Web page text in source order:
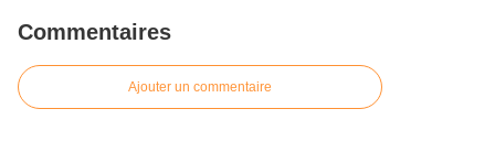
Commentaires
Ajouter un commentaire